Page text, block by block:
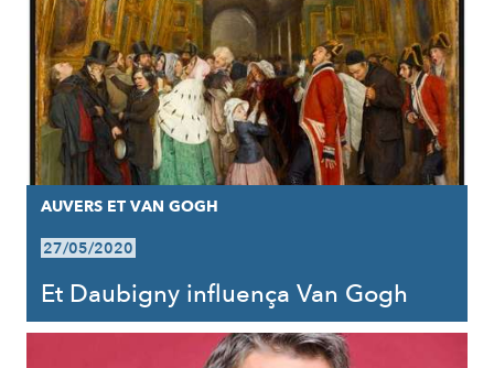
AUVERS ET VAN GOGH
27/05/2020
Et Daubigny influença Van Gogh